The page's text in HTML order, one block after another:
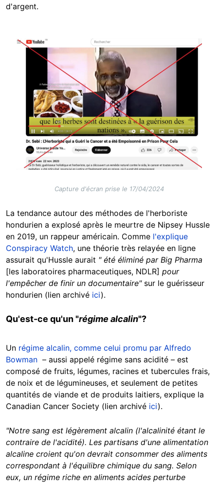
d'argent.
Image
Capture d'écran prise le 17/04/2024
La tendance autour des méthodes de l'herboriste
hondurien a explosé après le meurtre de Nipsey Hussle
en 2019, un rappeur américain. Comme l'explique
Conspiracy Watch, une théorie très relayée en ligne
assurait qu'Hussle aurait " été éliminé par Big Pharma
[les laboratoires pharmaceutiques, NDLR] pour
l'empêcher de finir un documentaire" sur le guérisseur
hondurien (lien archivé ici).
Qu'est-ce qu'un "régime alcalin"?
Un régime alcalin, comme celui promu par Alfredo
Bowman – aussi appelé régime sans acidité – est
composé de fruits, légumes, racines et tubercules frais,
de noix et de légumineuses, et seulement de petites
quantités de viande et de produits laitiers, explique la
Canadian Cancer Society (lien archivé ici).
"Notre sang est légèrement alcalin (l'alcalinité étant le
contraire de l'acidité). Les partisans d'une alimentation
alcaline croient qu'on devrait consommer des aliments
correspondant à l'équilibre chimique du sang. Selon
eux, un régime riche en aliments acides perturbe